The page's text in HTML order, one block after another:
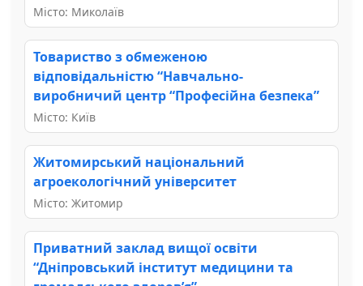
Місто: Миколаїв
Товариство з обмеженою
відповідальністю “Навчально-
виробничий центр “Професійна безпека”
Місто: Київ
Житомирський національний
агроекологічний університет
Місто: Житомир
Приватний заклад вищої освіти
“Дніпровський інститут медицини та